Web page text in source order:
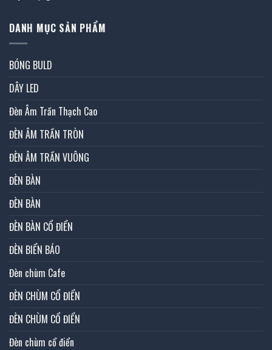
DANH MỤC SẢN PHẨM
BÓNG BULD
DÂY LED
Đèn Âm Trần Thạch Cao
ĐÈN ÂM TRẦN TRÒN
ĐÈN ÂM TRẦN VUÔNG
ĐÈN BÀN
ĐÈN BÀN
ĐÈN BÀN CỔ ĐIỂN
ĐÈN BIỂN BÁO
Đèn chùm Cafe
ĐÈN CHÙM CỔ ĐIỂN
ĐÈN CHÙM CỔ ĐIỂN
Đèn chùm cổ điển